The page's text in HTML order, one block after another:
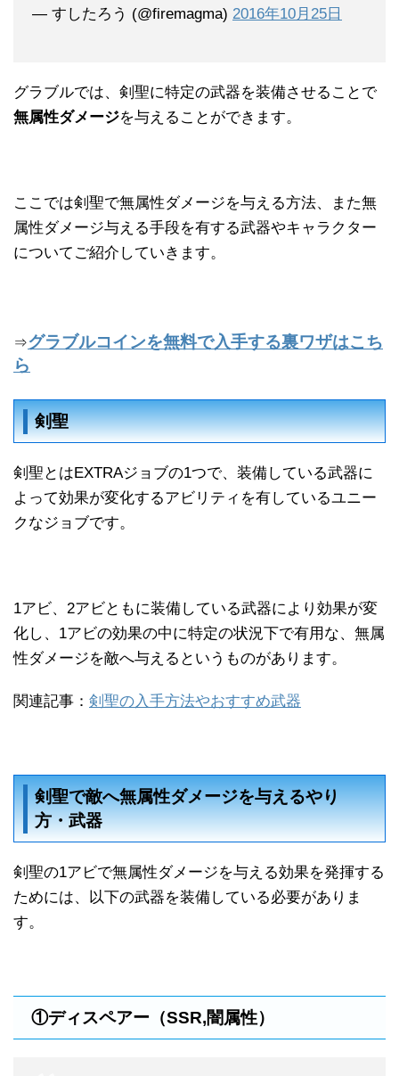
— すしたろう (@firemagma) 2016年10月25日
グラブルでは、剣聖に特定の武器を装備させることで
無属性ダメージを与えることができます。
ここでは剣聖で無属性ダメージを与える方法、また無
属性ダメージ与える手段を有する武器やキャラクター
についてご紹介していきます。
⇒グラブルコインを無料で入手する裏ワザはこち
ら
剣聖
剣聖とはEXTRAジョブの1つで、装備している武器に
よって効果が変化するアビリティを有しているユニー
クなジョブです。
1アビ、2アビともに装備している武器により効果が変
化し、1アビの効果の中に特定の状況下で有用な、無属
性ダメージを敵へ与えるというものがあります。
関連記事： 剣聖の入手方法やおすすめ武器
剣聖で敵へ無属性ダメージを与えるやり
方・武器
剣聖の1アビで無属性ダメージを与える効果を発揮する
ためには、以下の武器を装備している必要がありま
す。
①ディスペアー（SSR,闇属性）